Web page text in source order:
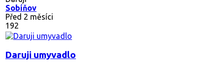
Sobíňov
Před 2 měsíci
192
Daruji umyvadlo